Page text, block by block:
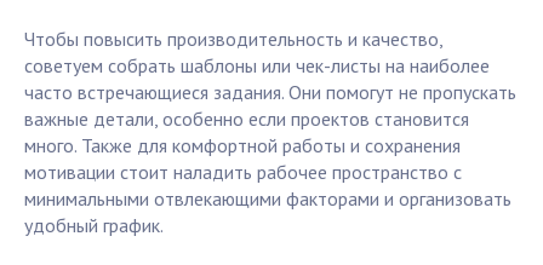
Чтобы повысить производительность и качество,
советуем собрать шаблоны или чек-листы на наиболее
часто встречающиеся задания. Они помогут не пропускать
важные детали, особенно если проектов становится
много. Также для комфортной работы и сохранения
мотивации стоит наладить рабочее пространство с
минимальными отвлекающими факторами и организовать
удобный график.